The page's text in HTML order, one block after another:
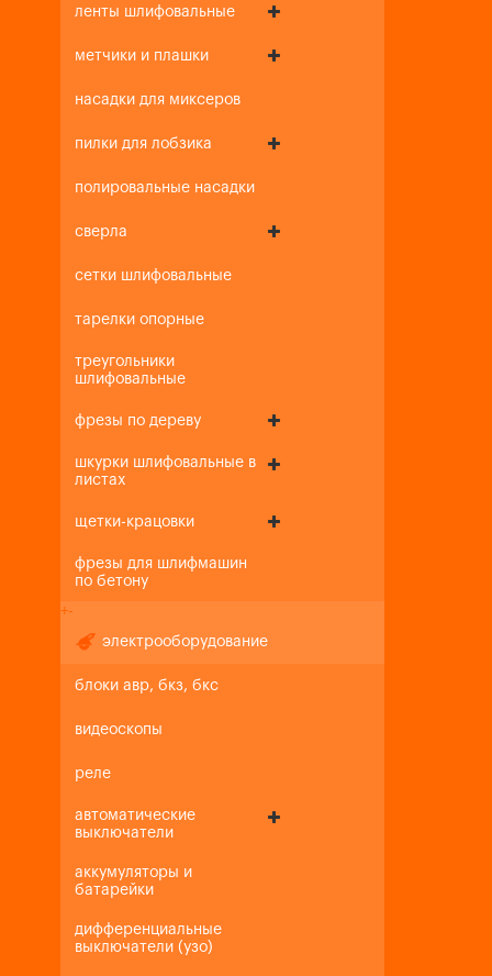
ленты шлифовальные
метчики и плашки
насадки для миксеров
пилки для лобзика
полировальные насадки
сверла
сетки шлифовальные
тарелки опорные
треугольники
шлифовальные
фрезы по дереву
шкурки шлифовальные в
листах
щетки-крацовки
фрезы для шлифмашин
по бетону
+-
электрооборудование
блоки авр, бкз, бкс
видеоскопы
реле
автоматические
выключатели
аккумуляторы и
батарейки
дифференциальные
выключатели (узо)